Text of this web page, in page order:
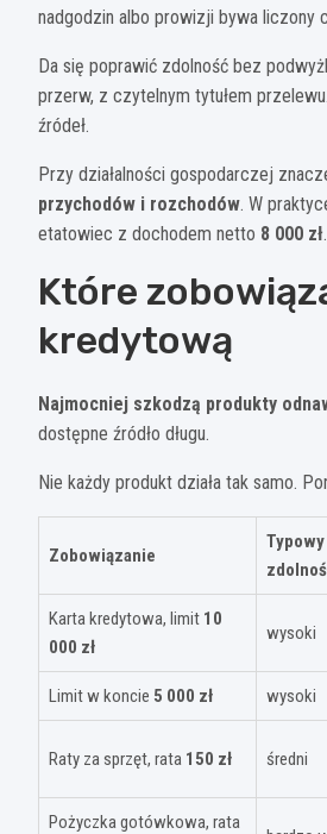
nadgodzin albo prowizji bywa liczony
Da się poprawić zdolność bez
przerw, z czytelnym tytułem
źródeł.
Przy działalności gospodarczej
przychodów i rozchodów. W
etatowiec z dochodem netto 8 000 zł.
Które
kredytową
Najmocniej szkodzą produkty
dostępne źródło długu.
Nie każdy produkt działa tak samo.
Zobowiązanie
Typowy
Karta kredytowa, limit 10
000 zł
wysoki
Limit w koncie 5 000 zł wysoki
Raty za sprzęt, rata 150 zł średni
Pożyczka gotówkowa, rata